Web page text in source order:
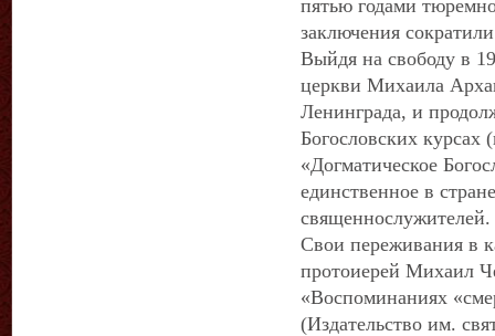
пятью годами
заключения
Выйдя на свободу в
церкви Михаила
Ленинграда, и
Богословских курсах
«Догматическое
единственное в
священнослужителей.
Свои переживания в
протоиерей Михаил
«Воспоминаниях
(Издательство им.